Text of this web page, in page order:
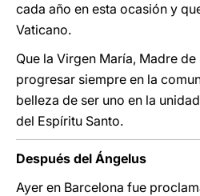
cada año en esta ocasión y
Vaticano.
Que la Virgen María, Madre
progresar siempre en la
belleza de ser uno en la
del Espíritu Santo.
Después del Ángelus
Ayer en Barcelona fue